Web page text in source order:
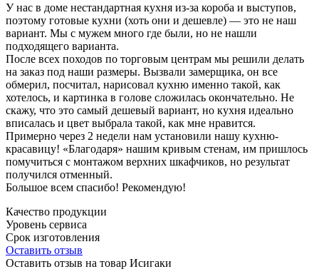
У нас в доме нестандартная кухня из-за короба и выступов,
поэтому готовые кухни (хоть они и дешевле) — это не наш
вариант. Мы с мужем много где были, но не нашли
подходящего варианта.
После всех походов по торговым центрам мы решили делать
на заказ под наши размеры. Вызвали замерщика, он все
обмерил, посчитал, нарисовал кухню именно такой, как
хотелось, и картинка в голове сложилась окончательно. Не
скажу, что это самый дешевый вариант, но кухня идеально
вписалась и цвет выбрала такой, как мне нравится.
Примерно через 2 недели нам установили нашу кухню-
красавицу! «Благодаря» нашим кривым стенам, им пришлось
помучиться с монтажом верхних шкафчиков, но результат
получился отменный.
Большое всем спасибо! Рекомендую!
Качество продукции
Уровень сервиса
Срок изготовления
Оставить отзыв
Оставить отзыв на товар Исигаки